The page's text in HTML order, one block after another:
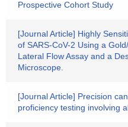
Prospective Cohort Study
[Journal Article] Highly
of SARS-CoV-2 Using a
Lateral Flow Assay and a
Microscope.
[Journal Article] Precision
proficiency testing involving